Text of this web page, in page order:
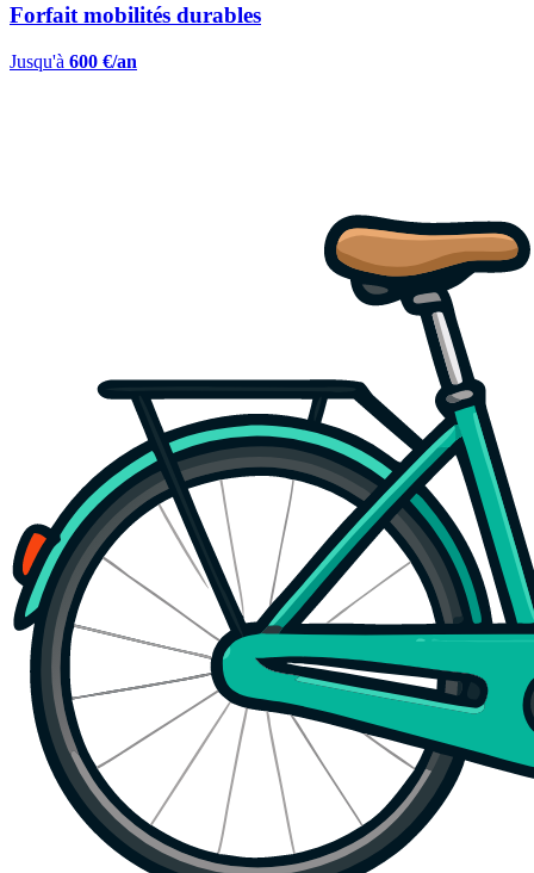
Forfait mobilités durables
Jusqu'à 600 €/an